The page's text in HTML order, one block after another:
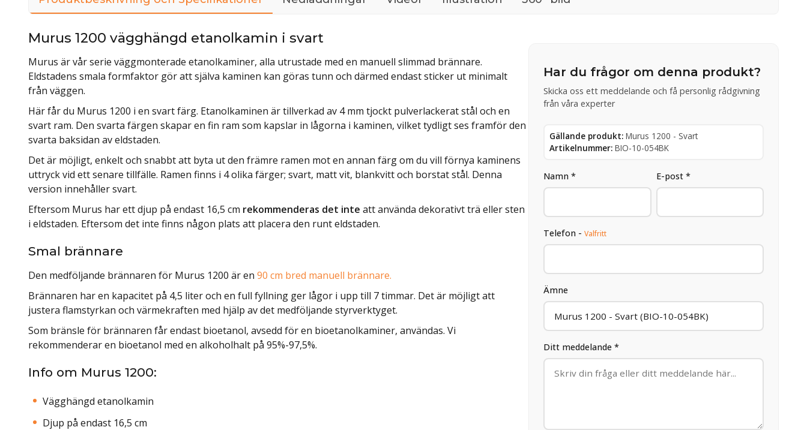
Murus 1200 vägghängd etanolkamin i svart
Murus är vår serie väggmonterade etanolkaminer, alla utrustade med en manuell slimmad brännare.
Eldstadens smala formfaktor gör att själva kaminen kan göras tunn och därmed endast sticker ut minimalt
från väggen.
Här får du Murus 1200 i en svart färg. Etanolkaminen är tillverkad av 4 mm tjockt pulverlackerat stål och en
svart ram. Den svarta färgen skapar en fin ram som kapslar in lågorna i kaminen, vilket tydligt ses framför den
svarta baksidan av eldstaden.
Det är möjligt, enkelt och snabbt att byta ut den främre ramen mot en annan färg om du vill förnya kaminens
uttryck vid ett senare tillfälle. Ramen finns i 4 olika färger; svart, matt vit, blankvitt och borstat stål. Denna
version innehåller svart.
Eftersom Murus har ett djup på endast 16,5 cm rekommenderas det inte att använda dekorativt trä eller sten
i eldstaden. Eftersom det inte finns någon plats att placera den runt eldstaden.
Smal brännare
Den medföljande brännaren för Murus 1200 är en 90 cm bred manuell brännare.
Brännaren har en kapacitet på 4,5 liter och en full fyllning ger lågor i upp till 7 timmar. Det är möjligt att
justera flamstyrkan och värmekraften med hjälp av det medföljande styrverktyget.
Som bränsle för brännaren får endast bioetanol, avsedd för en bioetanolkaminer, användas. Vi
rekommenderar en bioetanol med en alkoholhalt på 95%-97,5%.
Info om Murus 1200:
Vägghängd etanolkamin
Djup på endast 16,5 cm
Har du frågor om denna produkt?
Skicka oss ett meddelande och få personlig rådgivning
från våra experter
Gällande produkt: Murus 1200 - Svart
Artikelnummer: BIO-10-054BK
Namn * E-post *
Telefon -Valfritt
Ämne
Ditt meddelande *